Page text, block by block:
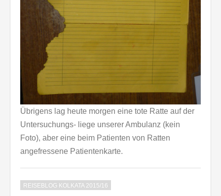
Übrigens lag heute morgen eine tote Ratte auf der
Untersuchungs- liege unserer Ambulanz (kein
Foto), aber eine beim Patienten von Ratten
angefressene Patientenkarte.
REISEBLOG KOLKATA 2015/16